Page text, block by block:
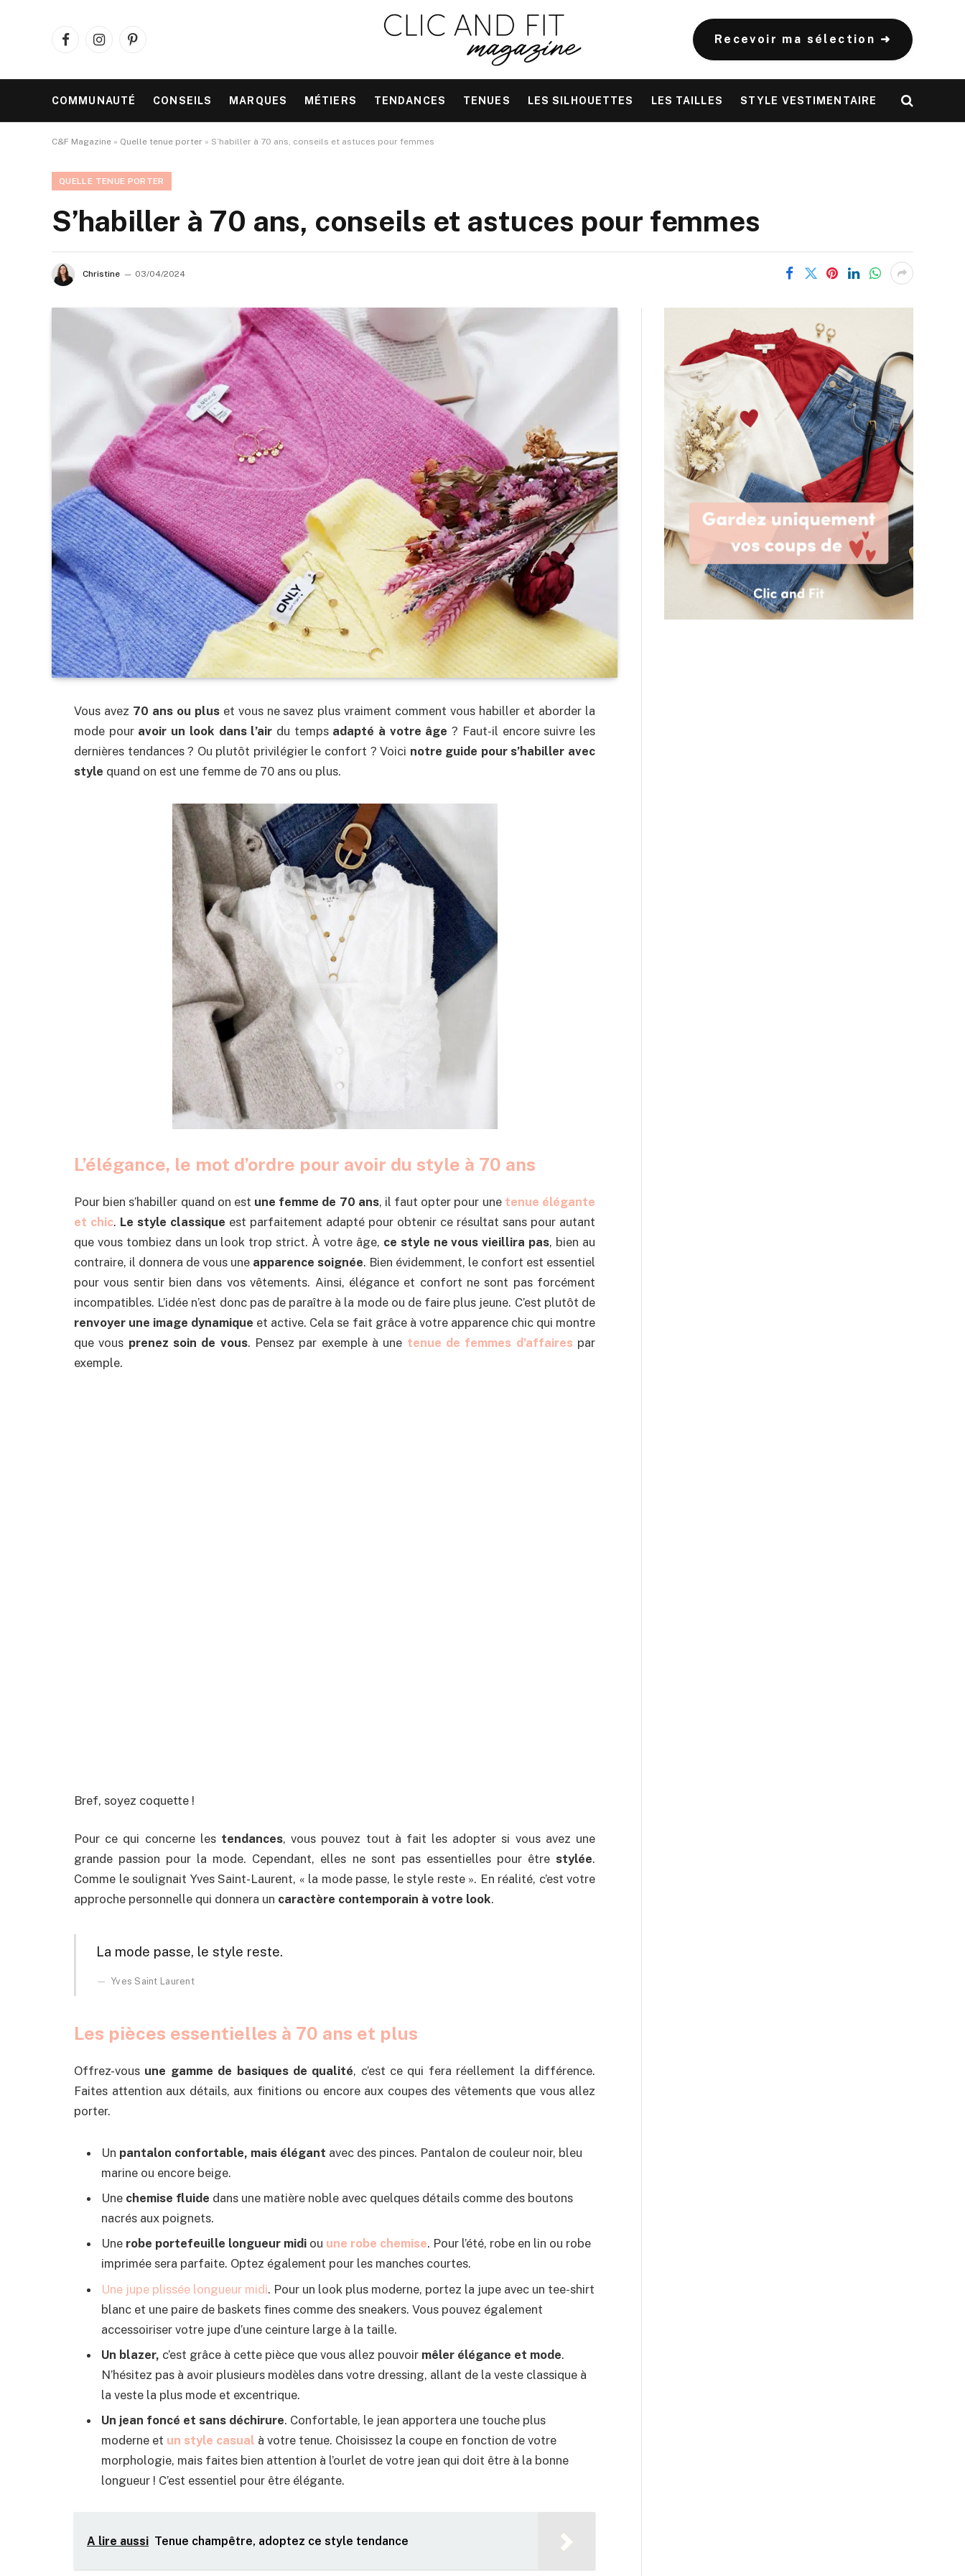
FacebookInstagramPinterest Recevoir ma sélection ➜
COMMUNAUTÉ CONSEILS MARQUES MÉTIERS TENDANCES TENUES LES SILHOUETTES LES TAILLES STYLE VESTIMENTAIRE
C&F Magazine » Quelle tenue porter » S’habiller à 70 ans, conseils et astuces pour femmes
QUELLE TENUE PORTER
S’habiller à 70 ans, conseils et astuces pour femmes
Christine 03/04/2024
Vous avez 70 ans ou plus et vous ne savez plus vraiment comment vous habiller et aborder la
mode pour avoir un look dans l’air du temps adapté à votre âge ? Faut-il encore suivre les
dernières tendances ? Ou plutôt privilégier le confort ? Voici notre guide pour s’habiller avec
style quand on est une femme de 70 ans ou plus.
L’élégance, le mot d’ordre pour avoir du style à 70 ans
Pour bien s’habiller quand on est une femme de 70 ans, il faut opter pour une tenue élégante
et chic. Le style classique est parfaitement adapté pour obtenir ce résultat sans pour autant
que vous tombiez dans un look trop strict. À votre âge, ce style ne vous vieillira pas, bien au
contraire, il donnera de vous une apparence soignée. Bien évidemment, le confort est essentiel
pour vous sentir bien dans vos vêtements. Ainsi, élégance et confort ne sont pas forcément
incompatibles. L’idée n’est donc pas de paraître à la mode ou de faire plus jeune. C’est plutôt de
renvoyer une image dynamique et active. Cela se fait grâce à votre apparence chic qui montre
que vous prenez soin de vous. Pensez par exemple à une tenue de femmes d’affairespar
exemple.
Bref, soyez coquette !
Pour ce qui concerne les tendances, vous pouvez tout à fait les adopter si vous avez une
grande passion pour la mode. Cependant, elles ne sont pas essentielles pour être stylée.
Comme le soulignait Yves Saint-Laurent, « la mode passe, le style reste ». En réalité, c’est votre
approche personnelle qui donnera un caractère contemporain à votre look.
La mode passe, le style reste.
Yves Saint Laurent
Les pièces essentielles à 70 ans et plus
Offrez-vous une gamme de basiques de qualité, c’est ce qui fera réellement la différence.
Faites attention aux détails, aux finitions ou encore aux coupes des vêtements que vous allez
porter.
Un pantalon confortable, mais élégant avec des pinces. Pantalon de couleur noir, bleu
marine ou encore beige.
Une chemise fluide dans une matière noble avec quelques détails comme des boutons
nacrés aux poignets.
Une robe portefeuille longueur midi ou une robe chemise. Pour l’été, robe en lin ou robe
imprimée sera parfaite. Optez également pour les manches courtes.
Une jupe plissée longueur midi. Pour un look plus moderne, portez la jupe avec un tee-shirt
blanc et une paire de baskets fines comme des sneakers. Vous pouvez également
accessoiriser votre jupe d’une ceinture large à la taille.
Un blazer, c’est grâce à cette pièce que vous allez pouvoir mêler élégance et mode.
N’hésitez pas à avoir plusieurs modèles dans votre dressing, allant de la veste classique à
la veste la plus mode et excentrique.
Un jean foncé et sans déchirure. Confortable, le jean apportera une touche plus
moderne et un style casual à votre tenue. Choisissez la coupe en fonction de votre
morphologie, mais faites bien attention à l’ourlet de votre jean qui doit être à la bonne
longueur ! C’est essentiel pour être élégante.
A lire aussi Tenue champêtre, adoptez ce style tendance